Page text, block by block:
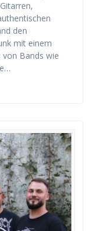
den
mit einem
von Bands wie